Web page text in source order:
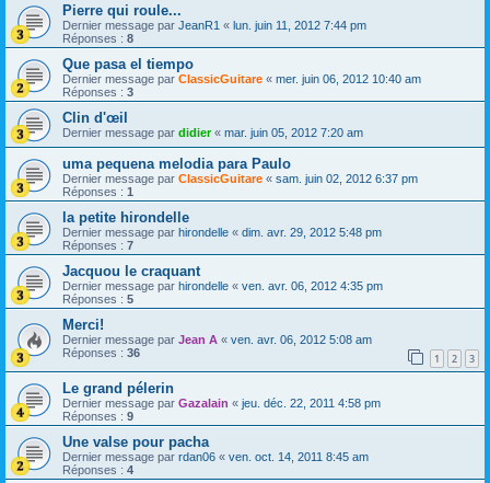
Pierre qui roule...
Dernier message par JeanR1 « lun. juin 11, 2012 7:44 pm
Réponses : 8
Que pasa el tiempo
Dernier message par ClassicGuitare « mer. juin 06, 2012 10:40 am
Réponses : 3
Clin d'œil
Dernier message par didier« mar. juin 05, 2012 7:20 am
uma pequena melodia para Paulo
Dernier message par ClassicGuitare « sam. juin 02, 2012 6:37 pm
Réponses : 1
la petite hirondelle
Dernier message par hirondelle « dim. avr. 29, 2012 5:48 pm
Réponses : 7
Jacquou le craquant
Dernier message par hirondelle « ven. avr. 06, 2012 4:35 pm
Réponses : 5
Merci!
Dernier message par Jean A « ven. avr. 06, 2012 5:08 am
Réponses : 36 1 2 3
Le grand pélerin
Dernier message par Gazalain « jeu. déc. 22, 2011 4:58 pm
Réponses : 9
Une valse pour pacha
Dernier message par rdan06 « ven. oct. 14, 2011 8:45 am
Réponses : 4